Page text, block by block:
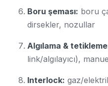
Boru şeması: boru
dirsekler, nozullar
Algılama &
link/algılayıcı),
Interlock: gaz/